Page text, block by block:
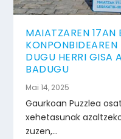
MAIATZAREN 17AN
DUGU HERRI GISA
BADUGU
Mai 14, 2025
Gaurkoan Puzzlea
xehetasunak
zuzen,...